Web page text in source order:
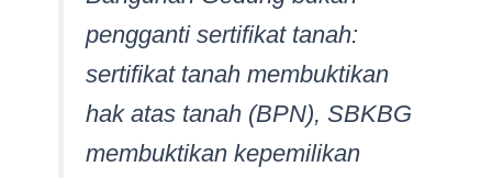
pengganti sertifikat tanah:
sertifikat tanah membuktikan
hak atas tanah (BPN), SBKBG
membuktikan kepemilikan